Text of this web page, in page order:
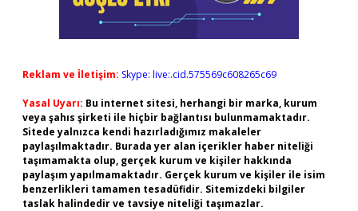
Reklam ve İletişim: Skype: live:.cid.575569c608265c69
Yasal Uyarı: Bu internet sitesi, herhangi bir marka, kurum
veya şahıs şirketi ile hiçbir bağlantısı bulunmamaktadır.
Sitede yalnızca kendi hazırladığımız makaleler
paylaşılmaktadır. Burada yer alan içerikler haber niteliği
taşımamakta olup, gerçek kurum ve kişiler hakkında
paylaşım yapılmamaktadır. Gerçek kurum ve kişiler ile isim
benzerlikleri tamamen tesadüfidir. Sitemizdeki bilgiler
taslak halindedir ve tavsiye niteliği taşımazlar.